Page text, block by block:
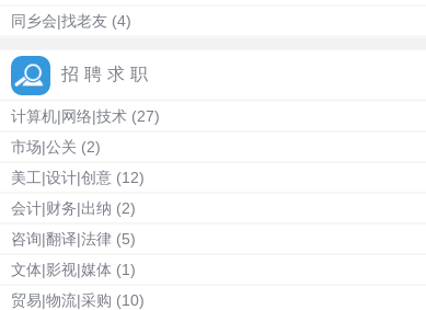
同乡会|找老友 (4)
招聘求职
计算机|网络|技术 (27)
市场|公关 (2)
美工|设计|创意 (12)
会计|财务|出纳 (2)
咨询|翻译|法律 (5)
文体|影视|媒体 (1)
贸易|物流|采购 (10)